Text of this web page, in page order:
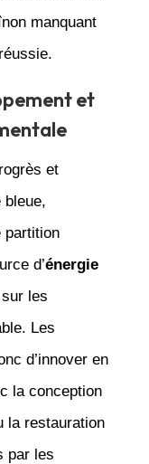
manquant
et
et
bleue,
d’énergie
les
Les
d’innover en
la conception
la restauration
par les